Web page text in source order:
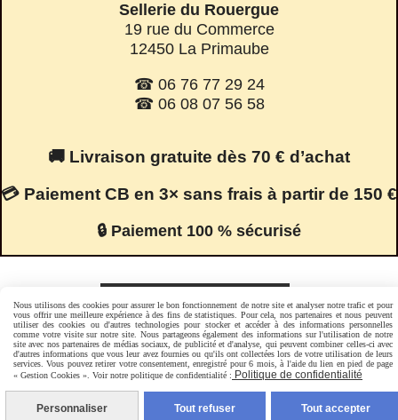
Sellerie du Rouergue
19 rue du Commerce
12450 La Primaube
☎ 06 76 77 29 24
☎ 06 08 07 56 58
🚚 Livraison gratuite dès 70 € d’achat
💳 Paiement CB en 3× sans frais à partir de 150 €
🔒 Paiement 100 % sécurisé
Facebook est désactivé. Autoriser
Mentions Légales
Conditions générales de vente
Politique de confidentialité
Gestion cookies Mon Compte
Nous utilisons des cookies pour assurer le bon fonctionnement de notre site et analyser notre trafic et pour
vous offrir une meilleure expérience à des fins de statistiques. Pour cela, nos partenaires et nous peuvent
utiliser des cookies ou d'autres technologies pour stocker et accéder à des informations personnelles
comme votre visite sur notre site. Nous partageons également des informations sur l'utilisation de notre
site avec nos partenaires de médias sociaux, de publicité et d'analyse, qui peuvent combiner celles-ci avec
d'autres informations que vous leur avez fournies ou qu'ils ont collectées lors de votre utilisation de leurs
services. Vous pouvez retirer votre consentement, enregistré pour 6 mois, à l'aide du lien en pied de page
« Gestion Cookies ». Voir notre politique de confidentialité : Politique de confidentialité
Personnaliser Tout refuser Tout accepter